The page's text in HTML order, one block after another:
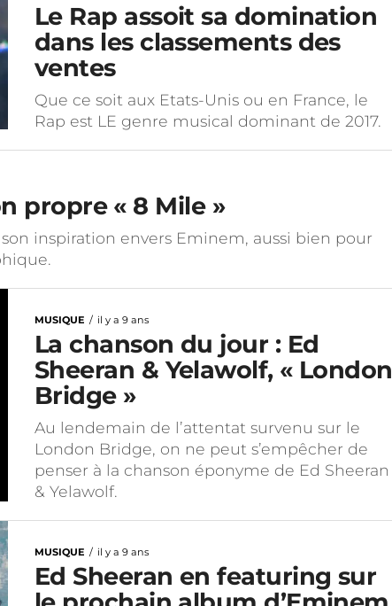
Le Rap assoit sa domination
dans les classements des
ventes
Que ce soit aux Etats-Unis ou en France, le
Rap est LE genre musical dominant de 2017.
propre « 8 Mile »
inspiration envers Eminem, aussi bien pour
MUSIQUE il y a 9 ans
La chanson du jour : Ed
Sheeran & Yelawolf, « London
Bridge »
Au lendemain de l’attentat survenu sur le
London Bridge, on ne peut s’empêcher de
penser à la chanson éponyme de Ed Sheeran
& Yelawolf.
MUSIQUE il y a 9 ans
Ed Sheeran en featuring sur